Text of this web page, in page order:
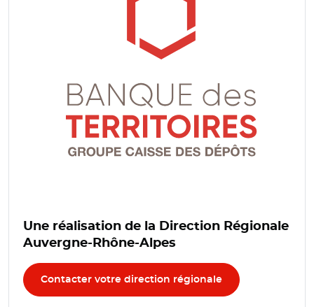
Une réalisation de la Direction Régionale
Auvergne-Rhône-Alpes
Contacter votre direction régionale